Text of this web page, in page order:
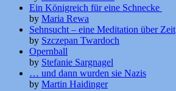
Ein Königreich für eine Schnecke
by Maria Rewa
Sehnsucht – eine Meditation über Zeit
by Szczepan Twardoch
Opernball
by Stefanie Sargnagel
… und dann wurden sie Nazis
by Martin Haidinger